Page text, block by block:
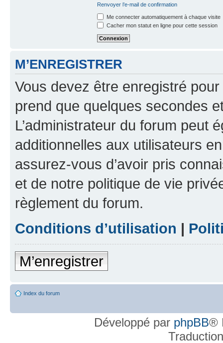
Renvoyer l’e-mail de confirmation
Me connecter automatiquement à chaque visite
Cacher mon statut en ligne pour cette session
M’ENREGISTRER
Vous devez être enregistré
prend que quelques secondes
L’administrateur du forum peut
additionnelles aux utilisateurs
assurez-vous d’avoir pris
et de notre politique de vie
règlement du forum.
Conditions d’utilisation |
M’enregistrer
Index du forum
Développé par phpBB®